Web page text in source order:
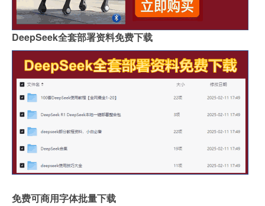
DeepSeek全套部署资料免费下载
免费可商用字体批量下载